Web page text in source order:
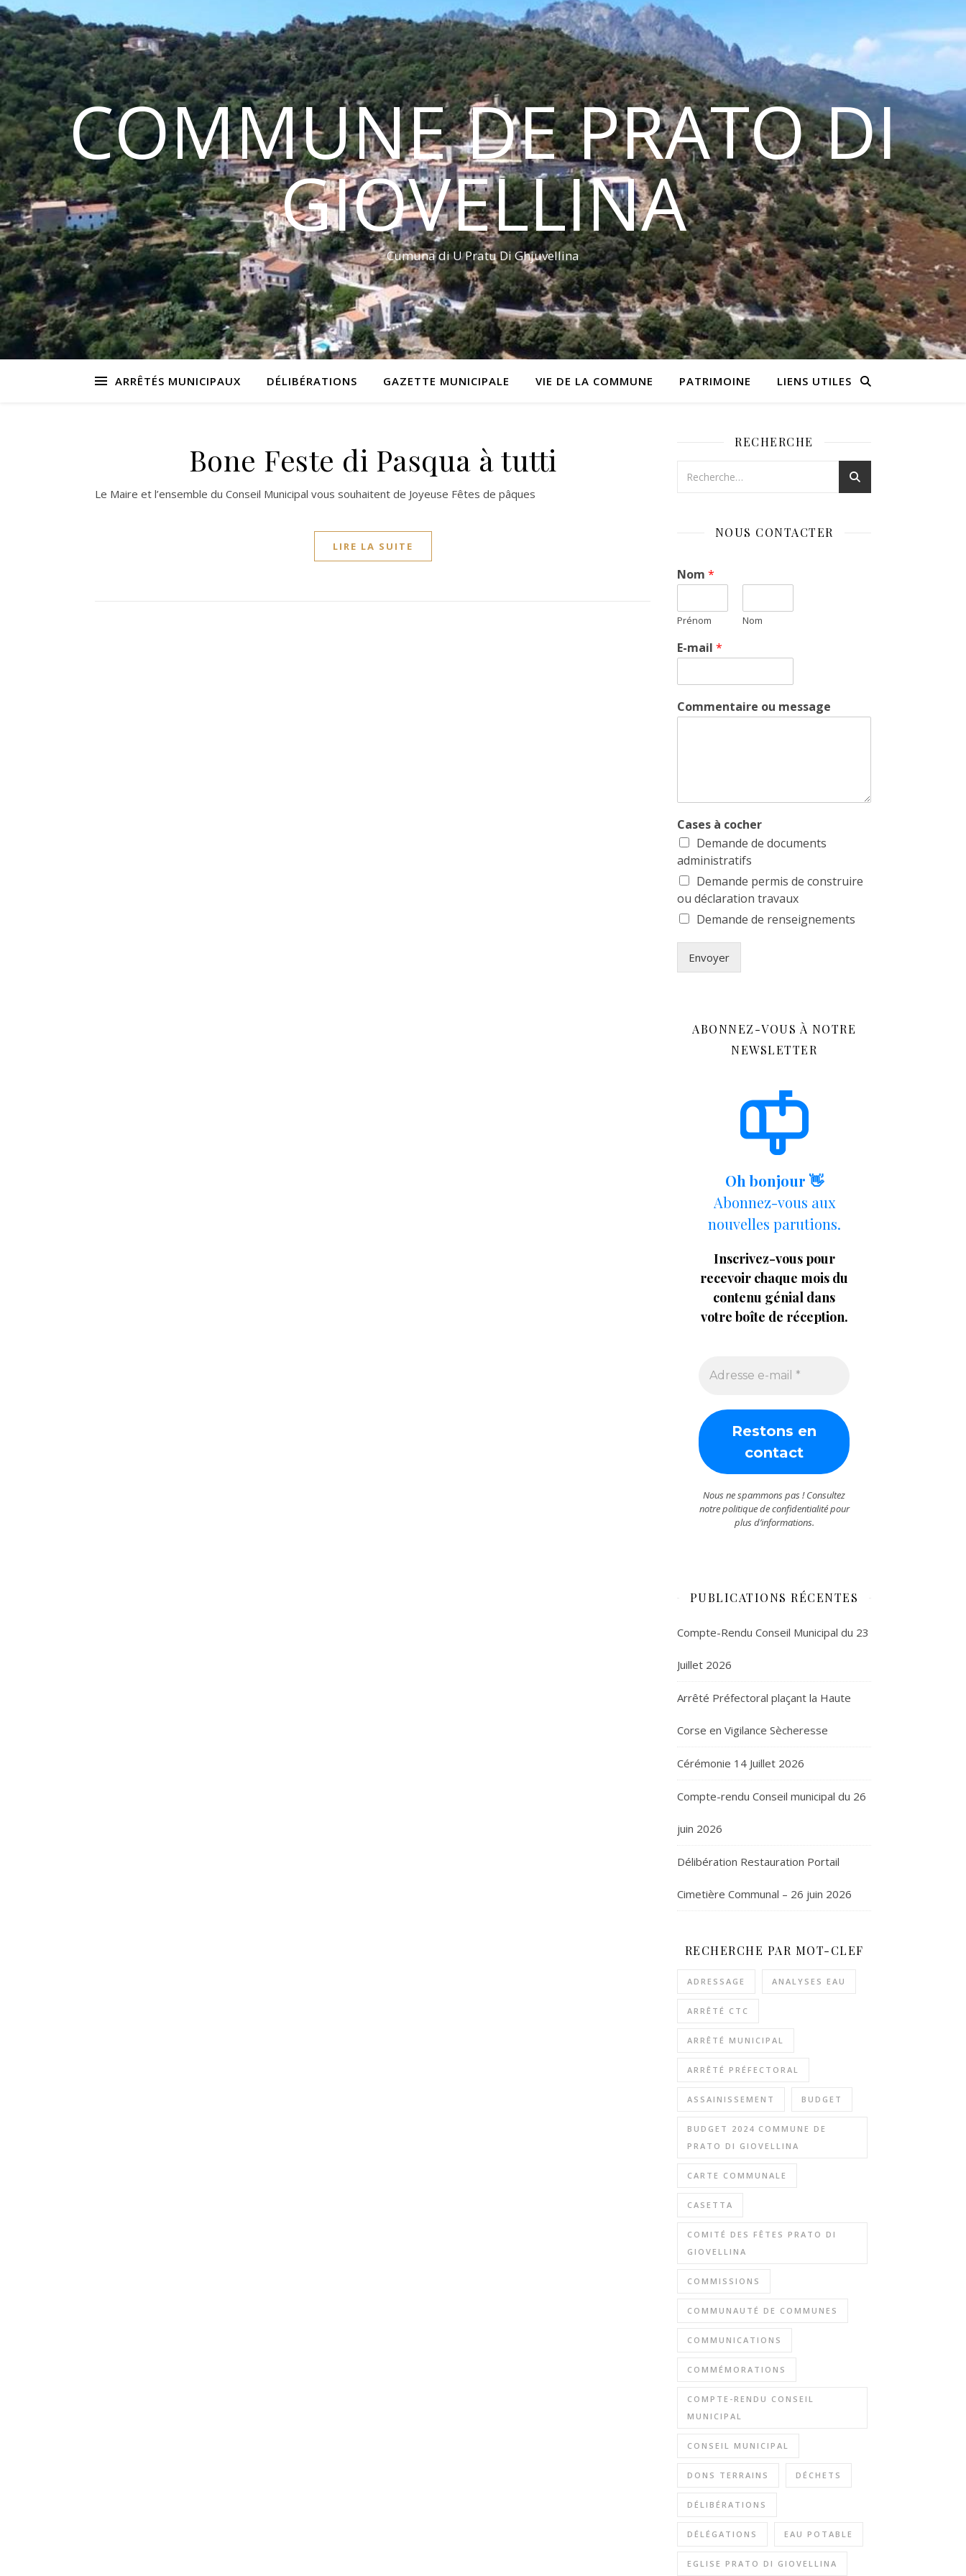
COMMUNE DE PRATO DI
GIOVELLINA
Cumuna di U Pratu Di Ghjuvellina
ARRÊTÉS MUNICIPAUX DÉLIBÉRATIONS GAZETTE MUNICIPALE VIE DE LA COMMUNE PATRIMOINE LIENS UTILES
Bone Feste di Pasqua à tutti
Le Maire et l’ensemble du Conseil Municipal vous souhaitent de Joyeuse Fêtes de pâques
LIRE LA SUITE
RECHERCHE
NOUS CONTACTER
Nom *
Prénom Nom
E-mail *
Commentaire ou message
Cases à cocher
Demande de documents
administratifs
Demande permis de construire
ou déclaration travaux
Demande de renseignements
Envoyer
ABONNEZ-VOUS À NOTRE
NEWSLETTER
Oh bonjour 👋
Abonnez-vous aux
nouvelles parutions.
Inscrivez-vous pour
recevoir chaque mois du
contenu génial dans
votre boîte de réception.
Nous ne spammons pas ! Consultez
notrepolitique de confidentialitépour
plus d’informations.
PUBLICATIONS RÉCENTES
Compte-Rendu Conseil Municipal du 23
Juillet 2026
Arrêté Préfectoral plaçant la Haute
Corse en Vigilance Sècheresse
Cérémonie 14 Juillet 2026
Compte-rendu Conseil municipal du 26
juin 2026
Délibération Restauration Portail
Cimetière Communal – 26 juin 2026
RECHERCHE PAR MOT-CLEF
ADRESSAGE ANALYSES EAU
ARRÊTÉ CTC
ARRÊTÉ MUNICIPAL
ARRÊTÉ PRÉFECTORAL
ASSAINISSEMENT BUDGET
BUDGET 2024 COMMUNE DE
PRATO DI GIOVELLINA
CARTE COMMUNALE
CASETTA
COMITÉ DES FÊTES PRATO DI
GIOVELLINA
COMMISSIONS
COMMUNAUTÉ DE COMMUNES
COMMUNICATIONS
COMMÉMORATIONS
COMPTE-RENDU CONSEIL
MUNICIPAL
CONSEIL MUNICIPAL
DONS TERRAINS DÉCHETS
DÉLIBÉRATIONS
DÉLÉGATIONS EAU POTABLE
EGLISE PRATO DI GIOVELLINA